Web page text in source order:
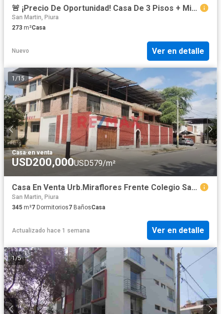
🚨 ¡Precio De Oportunidad! Casa De 3 Pisos + Mini Departamentos En Campo Polo
San Martin, Piura
273 m²Casa
Nuevo Ver en detalle
1 /15
Casa·en venta
USD200,000USD579/m²
Casa En Venta Urb.Miraflores Frente Colegio San Jose De Tarbes
San Martin, Piura
345 m²7 Dormitorios7 BañosCasa
Actualizado hace 1 semana Ver en detalle
1/5